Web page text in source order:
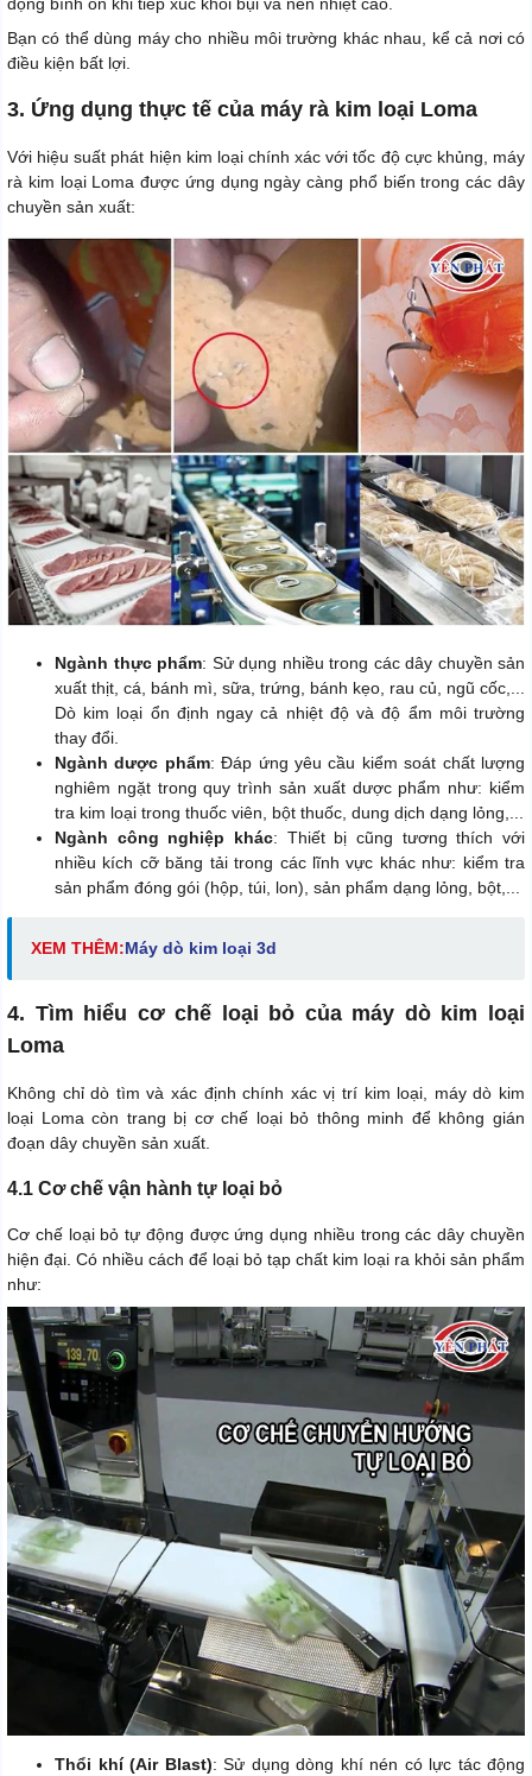
Bạn có thể dùng máy cho nhiều môi trường khác nhau, kể cả nơi có
điều kiện bất lợi.
3. Ứng dụng thực tế của máy rà kim loại Loma
Với hiệu suất phát hiện kim loại chính xác với tốc độ cực khủng, máy
rà kim loại Loma được ứng dụng ngày càng phổ biến trong các dây
chuyền sản xuất:
Ngành thực phẩm: Sử dụng nhiều trong các dây chuyền sản
xuất thịt, cá, bánh mì, sữa, trứng, bánh kẹo, rau củ, ngũ cốc,...
Dò kim loại ổn định ngay cả nhiệt độ và độ ẩm môi trường
thay đổi.
Ngành dược phẩm: Đáp ứng yêu cầu kiểm soát chất lượng
nghiêm ngặt trong quy trình sản xuất dược phẩm như: kiểm
tra kim loại trong thuốc viên, bột thuốc, dung dịch dạng lỏng,...
Ngành công nghiệp khác: Thiết bị cũng tương thích với
nhiều kích cỡ băng tải trong các lĩnh vực khác như: kiểm tra
sản phẩm đóng gói (hộp, túi, lon), sản phẩm dạng lỏng, bột,...
XEM THÊM:Máy dò kim loại 3d
4. Tìm hiểu cơ chế loại bỏ của máy dò kim loại
Loma
Không chỉ dò tìm và xác định chính xác vị trí kim loại, máy dò kim
loại Loma còn trang bị cơ chế loại bỏ thông minh để không gián
đoạn dây chuyền sản xuất.
4.1 Cơ chế vận hành tự loại bỏ
Cơ chế loại bỏ tự động được ứng dụng nhiều trong các dây chuyền
hiện đại. Có nhiều cách để loại bỏ tạp chất kim loại ra khỏi sản phẩm
như:
Thổi khí (Air Blast): Sử dụng dòng khí nén có lực tác động